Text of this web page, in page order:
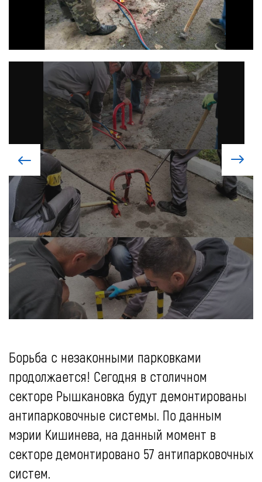
Борьба с незаконными парковками
продолжается! Сегодня в столичном
секторе Рышкановка будут демонтированы
антипарковочные системы. По данным
мэрии Кишинева, на данный момент в
секторе демонтировано 57 антипарковочных
систем.